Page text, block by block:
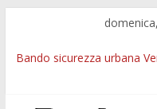
Bando sicurezza urbana
Restauro 2026, chiuse le